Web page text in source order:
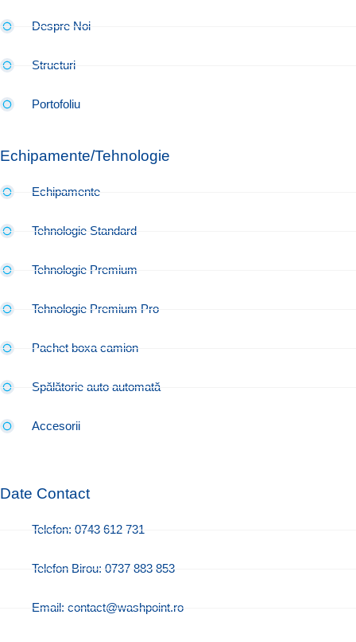
Despre Noi
Structuri
Portofoliu
Echipamente/Tehnologie
Echipamente
Tehnologie Standard
Tehnologie Premium
Tehnologie Premium Pro
Pachet boxa camion
Spălătorie auto automată
Accesorii
Date Contact
Telefon: 0743 612 731
Telefon Birou: 0737 883 853
Email: contact@washpoint.ro